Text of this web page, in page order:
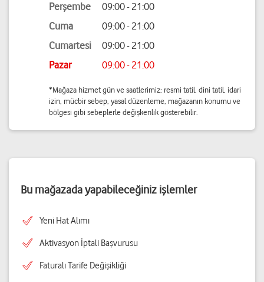
Perşembe
09:00 - 21:00
Cuma
09:00 - 21:00
Cumartesi
09:00 - 21:00
Pazar
09:00 - 21:00
*Mağaza hizmet gün ve saatlerimiz; resmi tatil, dini tatil, idari
izin, mücbir sebep, yasal düzenleme, mağazanın konumu ve
bölgesi gibi sebeplerle değişkenlik gösterebilir.
Bu mağazada yapabileceğiniz işlemler
Yeni Hat Alımı
Aktivasyon İptali Başvurusu
Faturalı Tarife Değişikliği